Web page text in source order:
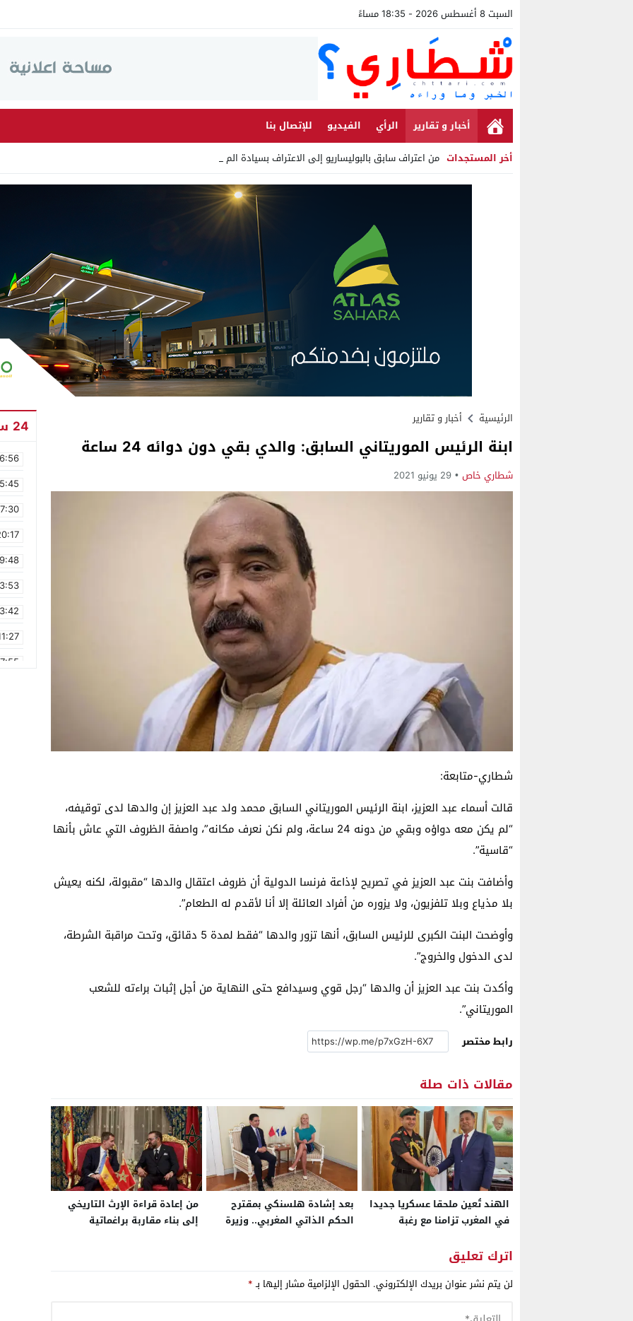
السبت 8 أغسطس 2026 - 18:35 مساءً
أخبار و تقارير الرأي الفيديو
للإتصال بنا
أخر المستجدات من اعتراف سابق بالبوليساريو إلى الاعتراف بسيادة المغرب على ال _
Stop
الرئيسية أخبار و تقارير
ابنة الرئيس الموريتاني السابق: والدي بقي دون دوائه 24 ساعة
شطاري خاص 29 يونيو 2021
شطاري-متابعة:
قالت أسماء عبد العزيز، ابنة الرئيس الموريتاني السابق محمد ولد عبد العزيز إن والدها لدى توقيفه،
“لم يكن معه دواؤه وبقي من دونه 24 ساعة، ولم نكن نعرف مكانه”، واصفة الظروف التي عاش بأنها
“قاسية”.
وأضافت بنت عبد العزيز في تصريح لإذاعة فرنسا الدولية أن ظروف اعتقال والدها “مقبولة، لكنه يعيش
بلا مذياع وبلا تلفزيون، ولا يزوره من أفراد العائلة إلا أنا لأقدم له الطعام”.
وأوضحت البنت الكبرى للرئيس السابق، أنها تزور والدها “فقط لمدة 5 دقائق، وتحت مراقبة الشرطة،
لدى الدخول والخروج”.
وأكدت بنت عبد العزيز أن والدها “رجل قوي وسيدافع حتى النهاية من أجل إثبات براءته للشعب
الموريتاني”.
رابط مختصر
مقالات ذات صلة
الهند تُعين ملحقا عسكريا جديدا
في المغرب تزامنا مع رغبة
الدفاعية إلى صناعة مشتركة
للأسلحة
بعد إشادة هلسنكي بمقترح
الحكم الذاتي المغربي.. وزيرة
من إعادة قراءة الإرث التاريخي
إلى بناء مقاربة براغماتية
اترك تعليق
لن يتم نشر عنوان بريدك الإلكتروني. الحقول الإلزامية مشار إليها بـ*
24 ساعة